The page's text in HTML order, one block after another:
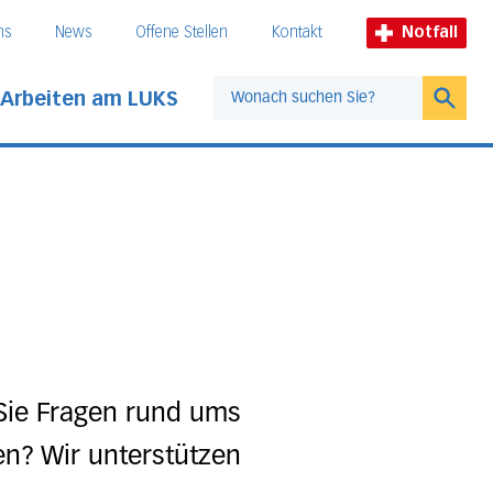
News Offene Stellen Kontakt Notfall
Arbeiten am LUKS
Fragen rund ums
Wir unterstützen